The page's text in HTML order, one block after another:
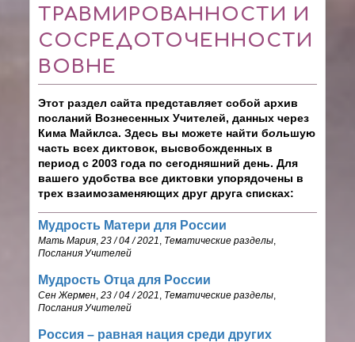
ТРАВМИРОВАННОСТИ И
СОСРЕДОТОЧЕННОСТИ
ВОВНЕ
Этот раздел сайта представляет собой архив
посланий Вознесенных Учителей, данных через
Кима Майклса. Здесь вы можете найти большую
часть всех диктовок, высвобожденных в
период с 2003 года по сегодняшний день. Для
вашего удобства все диктовки упорядочены в
трех взаимозаменяющих друг друга списках:
Мудрость Матери для России
Мать Мария ,23 / 04 / 2021 Тематические разделы
Послания Учителей
Мудрость Отца для России
Сен Жермен ,23 / 04 / 2021 Тематические разделы
Послания Учителей
Россия – равная нация среди других